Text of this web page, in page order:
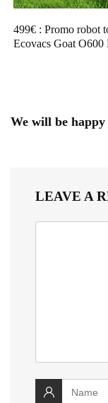
499€ : Promo robot
Ecovacs Goat O600
We will be
LEAVE A